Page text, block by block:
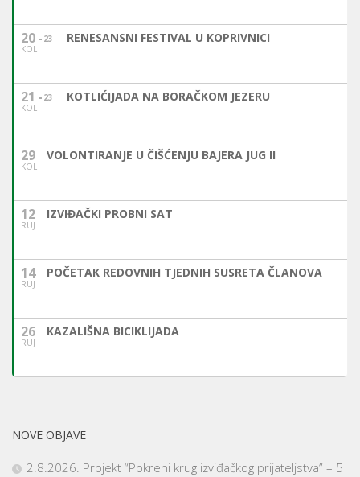
20
KOL
23 RENESANSNI FESTIVAL U KOPRIVNICI
21
KOL
23 KOTLIĆIJADA NA BORAČKOM JEZERU
29
KOL
VOLONTIRANJE U ČIŠĆENJU BAJERA JUG II
12
RUJ
IZVIĐAČKI PROBNI SAT
14
RUJ
POČETAK REDOVNIH TJEDNIH SUSRETA ČLANOVA
26
RUJ
KAZALIŠNA BICIKLIJADA
NOVE OBJAVE
2.8.2026. Projekt “Pokreni krug izviđačkog prijateljstva” – 5